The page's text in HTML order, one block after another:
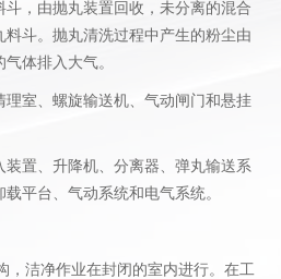
，由抛丸装置回收，未分离的混合
斗。抛丸清洗过程中产生的粉尘由
体排入大气。
室、螺旋输送机、气动闸门和悬挂
置、升降机、分离器、弹丸输送系
平台、气动系统和电气系统。
，洁净作业在封闭的室内进行。在工